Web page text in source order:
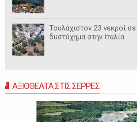
Τουλάχιστον 23 νεκροί
δυστύχημα στην Ιταλία
ΑΞΙΟΘΕΑΤΑ ΣΤΙΣ ΣΕΡΡΕΣ